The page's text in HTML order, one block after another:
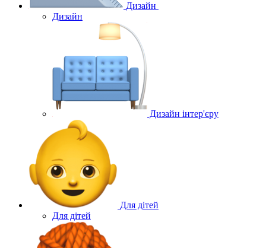
Дизайн
Дизайн
Дизайн інтер'єру
Для дітей
Для дітей